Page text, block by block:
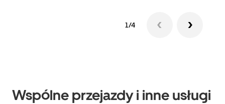
1/4
Wspólne przejazdy i inne usługi